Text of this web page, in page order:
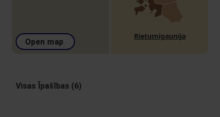
Open map
Rietumigaunija
Visas Īpašības (6)